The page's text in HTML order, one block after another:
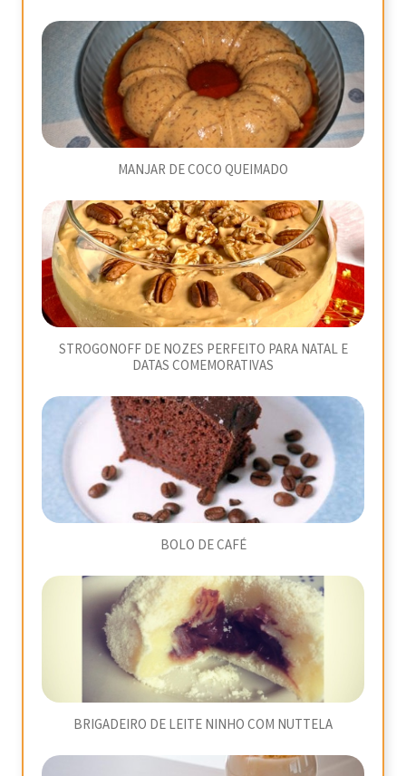
MANJAR DE COCO QUEIMADO
STROGONOFF DE NOZES PERFEITO PARA NATAL E
DATAS COMEMORATIVAS
BOLO DE CAFÉ
BRIGADEIRO DE LEITE NINHO COM NUTTELA